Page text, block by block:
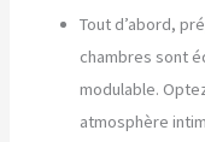
Tout d’abord,
chambres sont
modulable.
atmosphère